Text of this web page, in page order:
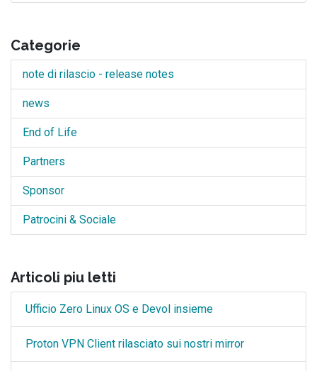
Categorie
note di rilascio - release notes
news
End of Life
Partners
Sponsor
Patrocini & Sociale
Articoli piu letti
Ufficio Zero Linux OS e Devol insieme
Proton VPN Client rilasciato sui nostri mirror